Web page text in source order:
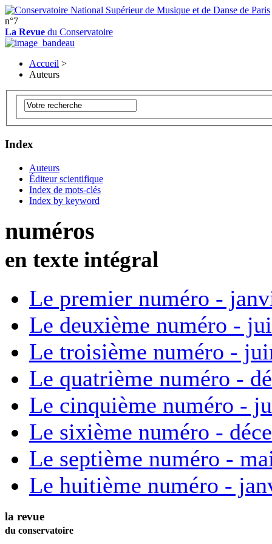
n°7
La Revue du Conservatoire
Accueil >
Auteurs
Index
Auteurs
Éditeur scientifique
Index de mots-clés
Index by keyword
numéros
en texte intégral
Le premier numéro -
Le deuxième numéro -
Le troisième numéro -
Le quatrième numéro -
Le cinquième numéro -
Le sixième numéro -
Le septième numéro -
Le huitième numéro -
la revue
du conservatoire